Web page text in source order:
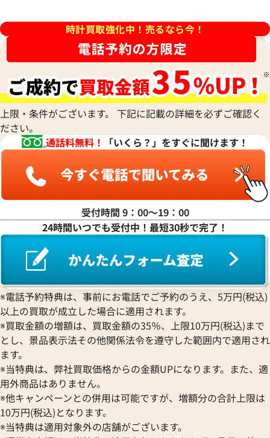
格
日時点の参考買取価格です
参考買取価格
1,620,000
※2025年11月9日時点の参考
ントス WGSA0011
格
9日時点の参考買取価格です
カルティエ パンテール ドゥ
W2PN0018
参考買取価格
1,360,000円
※2026年2月時点の参考買取価
時計買取強化中！売るなら今！
上限・条件がございます。 下記に記載の詳細を必ずご確認く
ださい。
通話料無料！
「いくら？」をすぐに聞けます！
受付時間 9：00〜19：00
24時間いつでも受付中！最短30秒で完了！
※電話予約特典は、事前にお電話でご予約のうえ、5万円(税込)
以上の買取が成立した場合に適用されます。
※買取金額の増額は、買取金額の35％、上限10万円(税込)まで
とし、景品表示法その他関係法令を遵守した範囲内で適用され
ます。
※当特典は、弊社買取価格からの金額UPになります。また、適
用外商品はありません。
※他キャンペーンとの併用は可能ですが、増額分の合計上限は
10万円(税込)となります。
※当特典は適用対象外の店舗がございます。